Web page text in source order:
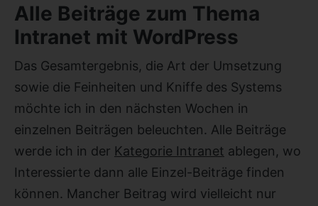
Alle Beiträge zum Thema
Intranet mit WordPress
Das Gesamtergebnis, die Art der Umsetzung
sowie die Feinheiten und Kniffe des Systems
möchte ich in den nächsten Wochen in
einzelnen Beiträgen beleuchten. Alle Beiträge
werde ich in der Kategorie Intranet ablegen, wo
Interessierte dann alle Einzel-Beiträge finden
können. Mancher Beitrag wird vielleicht nur